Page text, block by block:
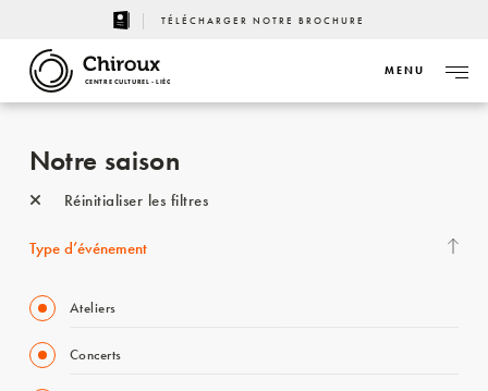
TÉLÉCHARGER NOTRE BROCHURE
CENTRE CULTUREL - LIÈGE
MENU
Notre saison
Réinitialiser les filtres
Type d’événement
Ateliers
Concerts